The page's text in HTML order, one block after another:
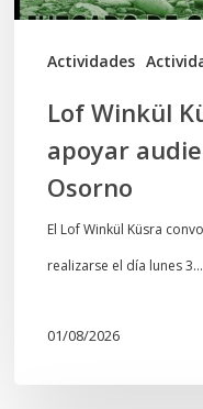
Actividades
Juzgado
Lof Winkül
apoyar
Osorno
El Lof Winkül Küsra
realizarse el día lunes 3…
01/08/2026